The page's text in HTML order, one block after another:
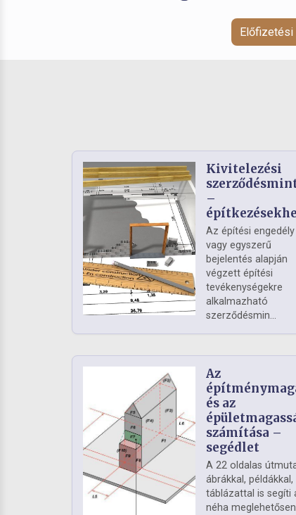
Kivitelezési
–
Az építési engedély
vagy egyszerű
bejelentés alapján
végzett építési
tevékenységekre
alkalmazható
szerződésmin...
Az
és az
számítása –
segédlet
A 22 oldalas
ábrákkal, példákkal,
táblázattal is segíti
néha meglehetősen